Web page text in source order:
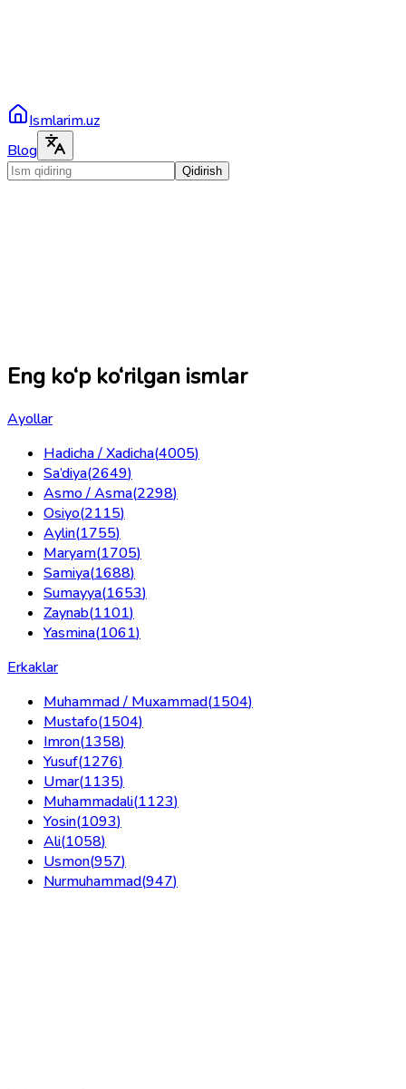
Ismlarim.uz
Blog
Qidirish
Eng ko‘p ko‘rilgan ismlar
Ayollar
Hadicha / Xadicha(4005)
Sa’diya(2649)
Asmo / Asma(2298)
Osiyo(2115)
Aylin(1755)
Maryam(1705)
Samiya(1688)
Sumayya(1653)
Zaynab(1101)
Yasmina(1061)
Erkaklar
Muhammad / Muxammad(1504)
Mustafo(1504)
Imron(1358)
Yusuf(1276)
Umar(1135)
Muhammadali(1123)
Yosin(1093)
Ali(1058)
Usmon(957)
Nurmuhammad(947)